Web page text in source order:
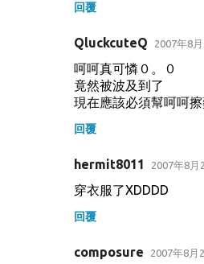
回覆
QluckcuteQ 2007年8
呵呵真可憐０。０
竟然被波及到了
現在應該必須幫呵呵擦
回覆
hermit8011 2007年8月
穿衣服了XDDDD
回覆
composure 2007年8月